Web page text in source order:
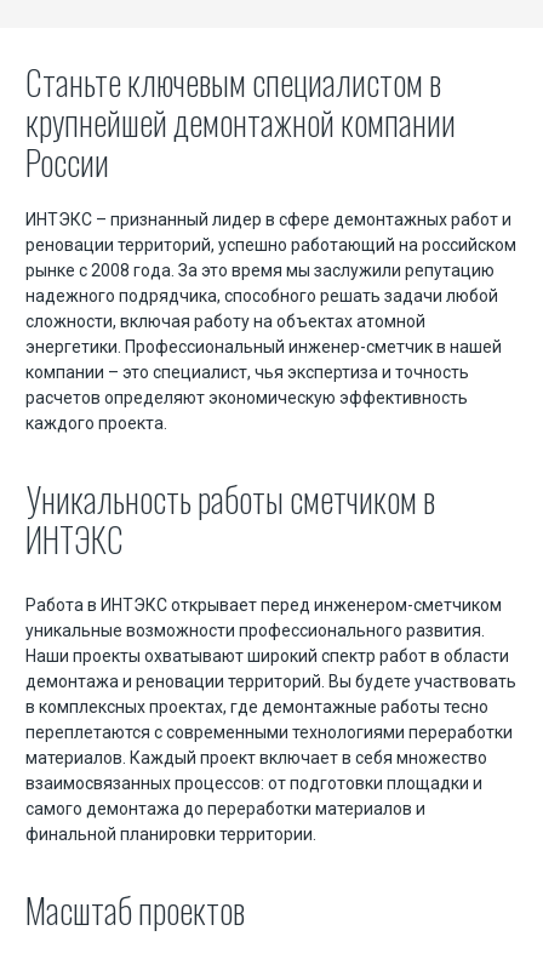
Скачать презентацию (в ПДФ)
Допуск СРО и лицензии
Статьи
Демонтаж зданий и сооружений
Демонтаж мостов и путепроводов
Демонтаж элеваторов
Демонтаж силосных башен
Демонтаж монолитных конструкций
Демонтаж внутри зданий мини-техникой
Демонтаж заводов
Демонтаж ангаров
Демонтаж резервуаров
Поставка инертных материалов
Доставка песка
Доставка щебня
Инженерно-геодезические работы
Станьте ключевым специалистом в
крупнейшей демонтажной компании
России
ИНТЭКС – признанный лидер в сфере демонтажных работ и
реновации территорий, успешно работающий на российском
рынке с 2008 года. За это время мы заслужили репутацию
надежного подрядчика, способного решать задачи любой
сложности, включая работу на объектах атомной
энергетики. Профессиональный инженер-сметчик в нашей
компании – это специалист, чья экспертиза и точность
расчетов определяют экономическую эффективность
каждого проекта.
Уникальность работы сметчиком в
ИНТЭКС
Работа в ИНТЭКС открывает перед инженером-сметчиком
уникальные возможности профессионального развития.
Наши проекты охватывают широкий спектр работ в области
демонтажа и реновации территорий. Вы будете участвовать
в комплексных проектах, где демонтажные работы тесно
переплетаются с современными технологиями переработки
материалов. Каждый проект включает в себя множество
взаимосвязанных процессов: от подготовки площадки и
самого демонтажа до переработки материалов и
финальной планировки территории.
Масштаб проектов